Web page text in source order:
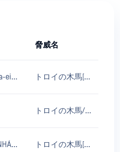
脅威名
pdf-doc-vba-eicar-dropper.pdf トロイの木馬[ダウンローダー]/MSOffice.Agent.fil
トロイの木馬/Win32.AutoRun.inf
DS Mẫ_CHI NHÁNH CÔNG TY TNH HANYANG ENG VI NAĐĂNG KÝ TIÊM M↪Lu_16I 3.xls トロイの木馬[ダウンローダー]/MSOffice.Agent.fud